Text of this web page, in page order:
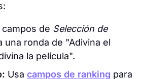
campos de Selección de
una ronda de "Adivina el
la película".
Usa campos de ranking para